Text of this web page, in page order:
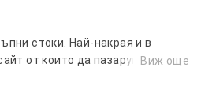
стоки. Най-накрая и в
от които да пазаруваш без
Виж още